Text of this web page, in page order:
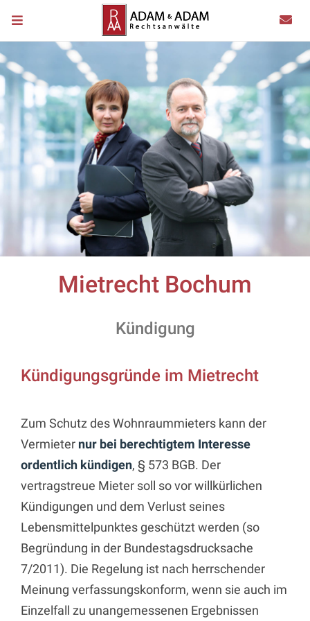
Mietrecht Bochum
Kündigung
Kündigungsgründe im Mietrecht
Zum Schutz des Wohnraummieters kann der
Vermieter nur bei berechtigtem Interesse
ordentlich kündigen, § 573 BGB. Der
vertragstreue Mieter soll so vor willkürlichen
Kündigungen und dem Verlust seines
Lebensmittelpunktes geschützt werden (so
Begründung in der Bundestagsdrucksache
7/2011). Die Regelung ist nach herrschender
Meinung verfassungskonform, wenn sie auch im
Einzelfall zu unangemessenen Ergebnissen